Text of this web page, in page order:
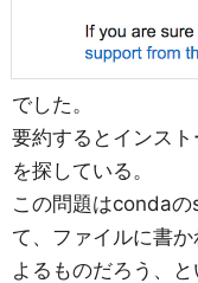
でした。
要約するとインス
を探している。
この問題はconda
て、ファイルに書
よるものだろう、と